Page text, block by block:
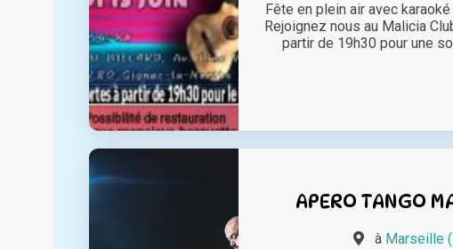
Fête en plein air avec
Rejoignez nous au Malicia
partir de 19h30 pour une
APERO TANGO
à Marseille